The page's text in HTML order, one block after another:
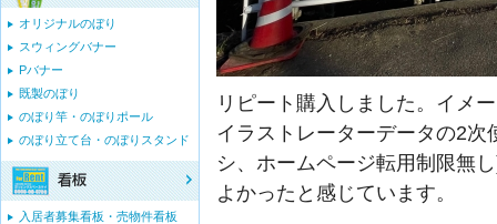
リピート購入しました。イメ
イラストレーターデータの2
シ、ホームページ転用制限無
よかったと感じています。
オリジナルのぼり
スウィングバナー
Pバナー
既製のぼり
のぼり竿・のぼりポール
のぼり立て台・のぼりスタンド
入居者募集看板・売物件看板